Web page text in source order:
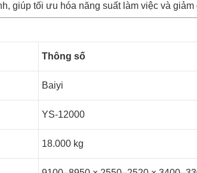
giúp tối ưu hóa năng suất làm việc và
Thông số
Baiyi
YS-12000
18.000 kg